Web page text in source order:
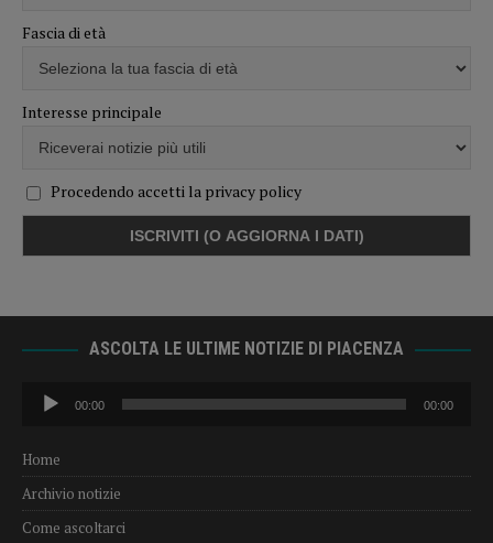
Fascia di età
Interesse principale
Procedendo accetti la privacy policy
ASCOLTA LE ULTIME NOTIZIE DI PIACENZA
Audio
Player
00:00 00:00
Home
Archivio notizie
Come ascoltarci